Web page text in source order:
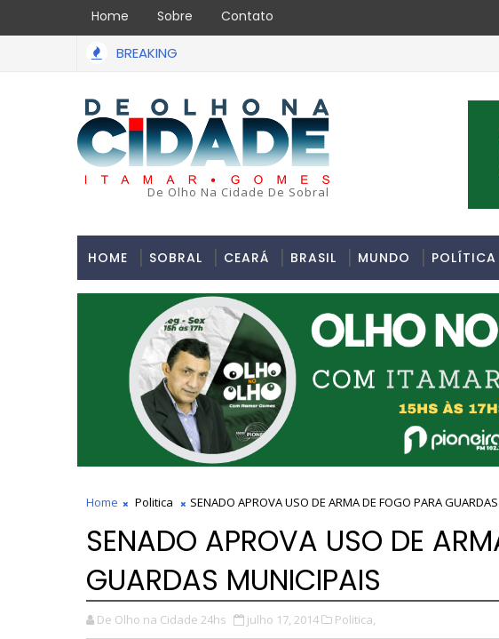
Home Sobre Contato
BREAKING
De Olho Na Cidade De Sobral
HOME SOBRAL CEARÁ BRASIL MUNDO POLÍTICA
Home Politica SENADO APROVA USO DE ARMA DE FOGO PARA
SENADO APROVA USO DE
GUARDAS MUNICIPAIS
De Olho na Cidade 24hs julho 17, 2014 Politica,